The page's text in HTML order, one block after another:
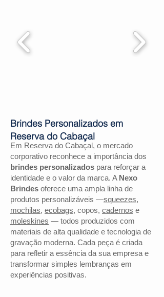
Em Reserva do Cabaçal, o mercado
corporativo reconhece a importância dos
brindes personalizados para reforçar a
identidade e o valor da marca. A Nexo
Brindes oferece uma ampla linha de
produtos personalizáveis —squeezes,
mochilas, ecobags, copos, cadernos e
moleskines — todos produzidos com
materiais de alta qualidade e tecnologia de
gravação moderna. Cada peça é criada
para refletir a essência da sua empresa e
transformar simples lembranças em
experiências positivas.
Brindes Personalizados em
Reserva do Cabaçal